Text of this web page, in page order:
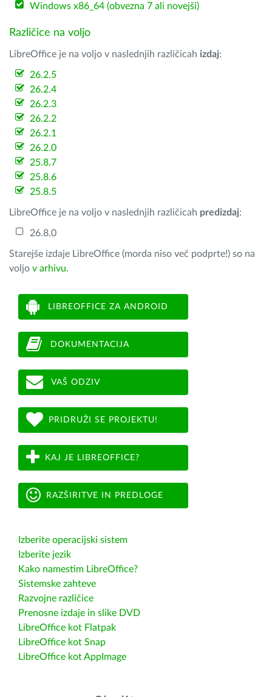
Windows x86_64 (obvezna 7 ali novejši)
Različice na voljo
LibreOffice je na voljo v naslednjih različicah izdaj:
26.2.5
26.2.4
26.2.3
26.2.2
26.2.1
26.2.0
25.8.7
25.8.6
25.8.5
LibreOffice je na voljo v naslednjih različicah predizdaj:
26.8.0
Starejše izdaje LibreOffice (morda niso več podprte!) so na
voljo v arhivu.
LIBREOFFICE ZA ANDROID
DOKUMENTACIJA
VAŠ ODZIV
PRIDRUŽI SE PROJEKTU!
KAJ JE LIBREOFFICE?
RAZŠIRITVE IN PREDLOGE
Izberite operacijski sistem
Izberite jezik
Kako namestim LibreOffice?
Sistemske zahteve
Razvojne različice
Prenosne izdaje in slike DVD
LibreOffice kot Flatpak
LibreOffice kot Snap
LibreOffice kot AppImage